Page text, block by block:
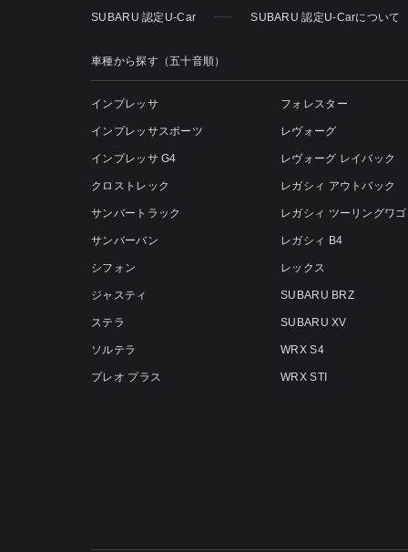
SUBARU 認定U-Car SUBARU 認定U-Carについて
車種から探す（五十音順）
インプレッサ
インプレッサスポーツ
インプレッサ G4
クロストレック
サンバートラック
サンバーバン
シフォン
ジャスティ
ステラ
ソルテラ
プレオ プラス
フォレスター
レヴォーグ
レヴォーグ レイバック
レガシィ アウトバック
レガシィ ツーリングワ
レガシィ B4
レックス
SUBARU BRZ
SUBARU XV
WRX S4
WRX STI